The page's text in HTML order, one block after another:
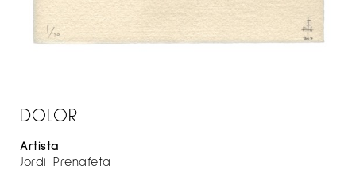
DOLOR
Artista
Jordi Prenafeta